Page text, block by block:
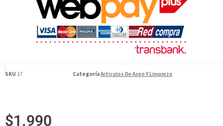
SKU 17 CategoríaArticulos De Aseo Y Limpieza
$1.990